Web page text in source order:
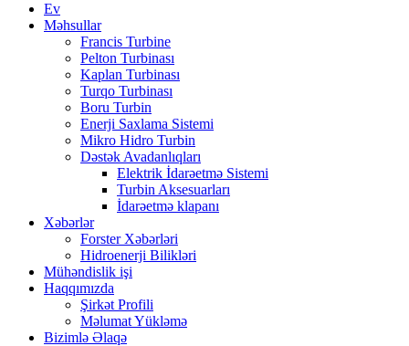
Ev
Məhsullar
Francis Turbine
Pelton Turbinası
Kaplan Turbinası
Turqo Turbinası
Boru Turbin
Enerji Saxlama Sistemi
Mikro Hidro Turbin
Dəstək Avadanlıqları
Elektrik İdarəetmə Sistemi
Turbin Aksesuarları
İdarəetmə klapanı
Xəbərlər
Forster Xəbərləri
Hidroenerji Bilikləri
Mühəndislik işi
Haqqımızda
Şirkət Profili
Məlumat Yükləmə
Bizimlə Əlaqə